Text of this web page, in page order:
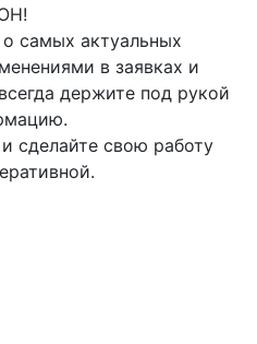
самых актуальных
в заявках и
держите под рукой
сделайте свою работу